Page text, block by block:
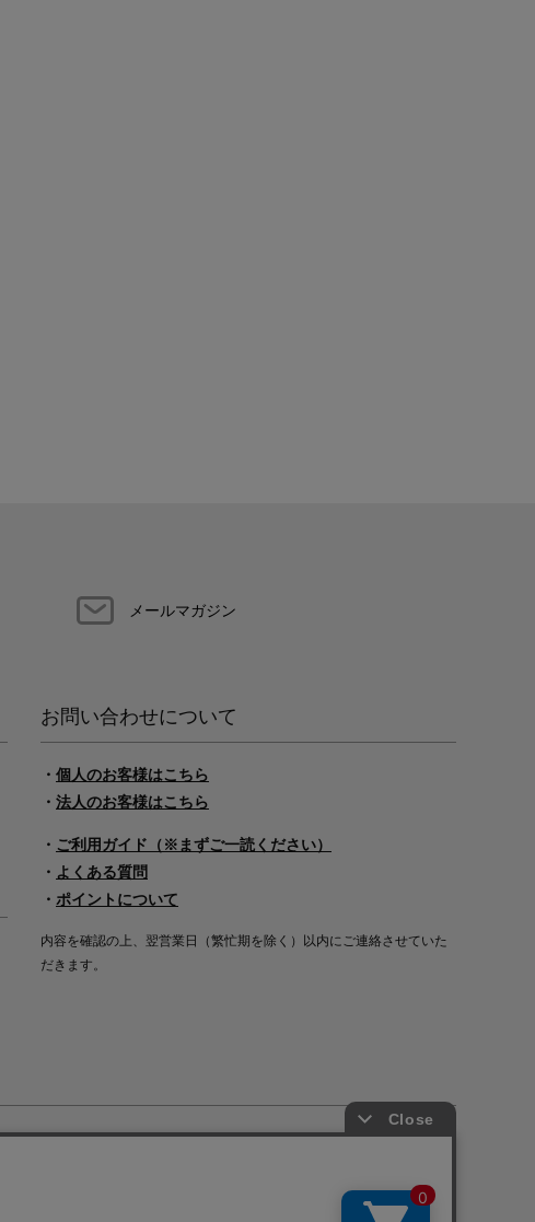
メールマガジン
お問い合わせについて
・ 個人のお客様はこちら
・ 法人のお客様はこちら
・ ご利用ガイド（※まずご一読ください）
・ よくある質問
・ ポイントについて
内容を確認の上、翌営業日（繁忙期を除く）以内にご連絡させていた
だきます。